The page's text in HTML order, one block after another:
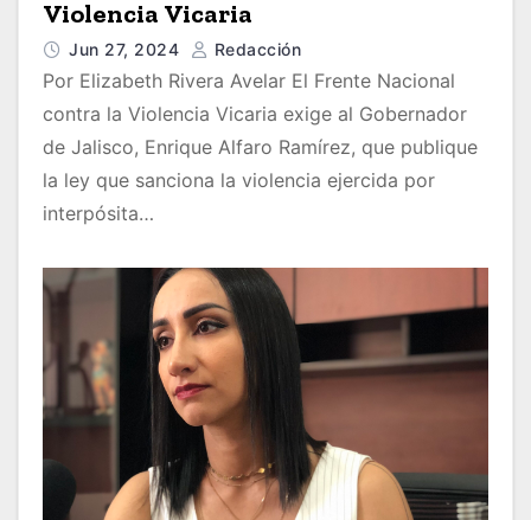
Violencia Vicaria
Jun 27, 2024 Redacción
Por Elizabeth Rivera Avelar El Frente Nacional
contra la Violencia Vicaria exige al Gobernador
de Jalisco, Enrique Alfaro Ramírez, que publique
la ley que sanciona la violencia ejercida por
interpósita…